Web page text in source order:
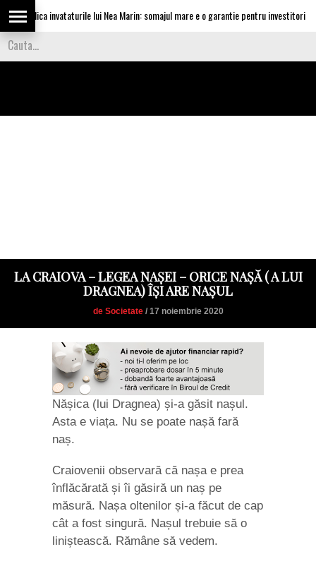
aplica invataturile lui Nea Marin: somajul mare e o garantie pentru investitori
LA CRAIOVA – LEGEA NAȘEI – ORICE NAȘĂ ( A LUI
DRAGNEA) ÎȘI ARE NAȘUL
de Societate/ 17 noiembrie 2020
Nășica (lui Dragnea) și-a găsit nașul.
Asta e viața. Nu se poate nașă fară
naș.
Craiovenii observară că nașa e prea
înflăcărată și îi găsiră un naș pe
măsură. Nașa oltenilor și-a făcut de cap
cât a fost singură. Nașul trebuie să o
liniștească. Rămâne să vedem.